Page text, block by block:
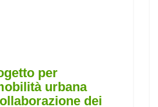
per
urbana
dei